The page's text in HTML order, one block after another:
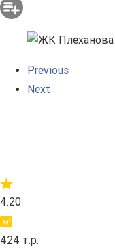
Previous
Next
4.20
424 т.р.